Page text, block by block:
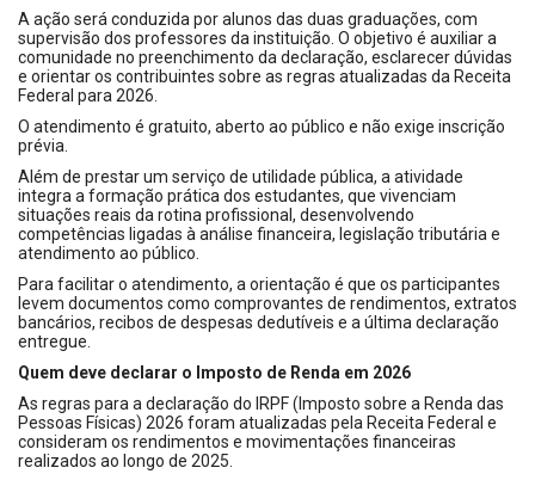
A ação será conduzida por alunos das duas graduações, com
supervisão dos professores da instituição. O objetivo é auxiliar a
comunidade no preenchimento da declaração, esclarecer dúvidas
e orientar os contribuintes sobre as regras atualizadas da Receita
Federal para 2026.
O atendimento é gratuito, aberto ao público e não exige inscrição
prévia.
Além de prestar um serviço de utilidade pública, a atividade
integra a formação prática dos estudantes, que vivenciam
situações reais da rotina profissional, desenvolvendo
competências ligadas à análise financeira, legislação tributária e
atendimento ao público.
Para facilitar o atendimento, a orientação é que os participantes
levem documentos como comprovantes de rendimentos, extratos
bancários, recibos de despesas dedutíveis e a última declaração
entregue.
Quem deve declarar o Imposto de Renda em 2026
As regras para a declaração do IRPF (Imposto sobre a Renda das
Pessoas Físicas) 2026 foram atualizadas pela Receita Federal e
consideram os rendimentos e movimentações financeiras
realizados ao longo de 2025.